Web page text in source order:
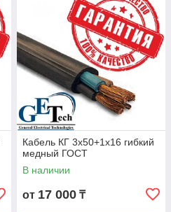
Кабель КГ 3х50+1х16 гибкий
медный ГОСТ
В наличии
от 17 000 ₸